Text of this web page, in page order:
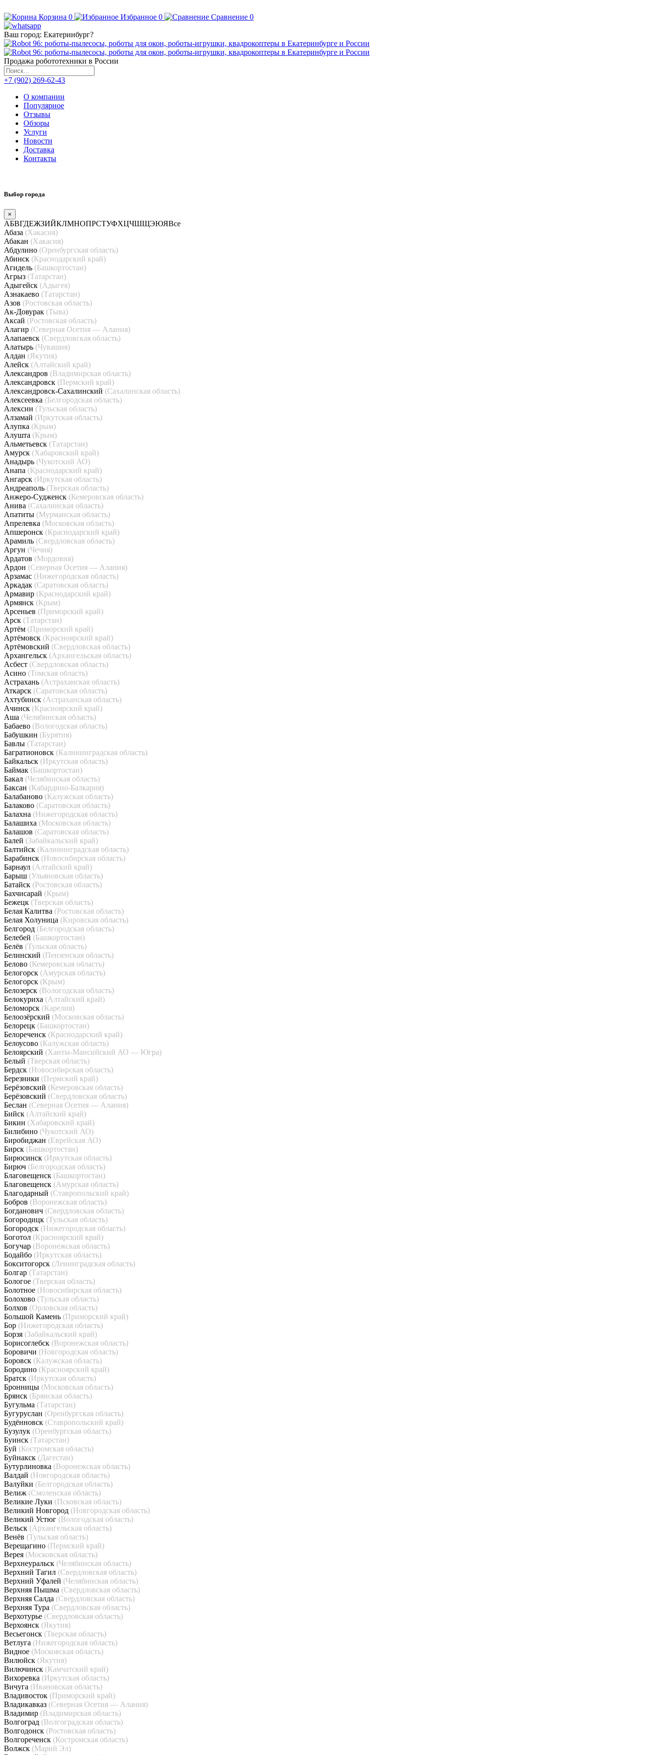
Корзина 0 Избранное 0 Сравнение 0
Ваш город: Екатеринбург?
Продажа робототехники в России
+7 (902) 269-62-43
О компании
Популярное
Отзывы
Обзоры
Услуги
Новости
Доставка
Контакты
Выбор города
×
АБВГДЕЖЗИЙКЛМНОПРСТУФХЦЧШЩЭЮЯВсе
Абаза (Хакасия)
Абакан (Хакасия)
Абдулино (Оренбургская область)
Абинск (Краснодарский край)
Агидель (Башкортостан)
Агрыз (Татарстан)
Адыгейск (Адыгея)
Азнакаево (Татарстан)
Азов (Ростовская область)
Ак-Довурак (Тыва)
Аксай (Ростовская область)
Алагир (Северная Осетия — Алания)
Алапаевск (Свердловская область)
Алатырь (Чувашия)
Алдан (Якутия)
Алейск (Алтайский край)
Александров (Владимирская область)
Александровск (Пермский край)
Александровск-Сахалинский (Сахалинская область)
Алексеевка (Белгородская область)
Алексин (Тульская область)
Алзамай (Иркутская область)
Алупка (Крым)
Алушта (Крым)
Альметьевск (Татарстан)
Амурск (Хабаровский край)
Анадырь (Чукотский АО)
Анапа (Краснодарский край)
Ангарск (Иркутская область)
Андреаполь (Тверская область)
Анжеро-Судженск (Кемеровская область)
Анива (Сахалинская область)
Апатиты (Мурманская область)
Апрелевка (Московская область)
Апшеронск (Краснодарский край)
Арамиль (Свердловская область)
Аргун (Чечня)
Ардатов (Мордовия)
Ардон (Северная Осетия — Алания)
Арзамас (Нижегородская область)
Аркадак (Саратовская область)
Армавир (Краснодарский край)
Армянск (Крым)
Арсеньев (Приморский край)
Арск (Татарстан)
Артём (Приморский край)
Артёмовск (Красноярский край)
Артёмовский (Свердловская область)
Архангельск (Архангельская область)
Асбест (Свердловская область)
Асино (Томская область)
Астрахань (Астраханская область)
Аткарск (Саратовская область)
Ахтубинск (Астраханская область)
Ачинск (Красноярский край)
Аша (Челябинская область)
Бабаево (Вологодская область)
Бабушкин (Бурятия)
Бавлы (Татарстан)
Багратионовск (Калининградская область)
Байкальск (Иркутская область)
Баймак (Башкортостан)
Бакал (Челябинская область)
Баксан (Кабардино-Балкария)
Балабаново (Калужская область)
Балаково (Саратовская область)
Балахна (Нижегородская область)
Балашиха (Московская область)
Балашов (Саратовская область)
Балей (Забайкальский край)
Балтийск (Калининградская область)
Барабинск (Новосибирская область)
Барнаул (Алтайский край)
Барыш (Ульяновская область)
Батайск (Ростовская область)
Бахчисарай (Крым)
Бежецк (Тверская область)
Белая Калитва (Ростовская область)
Белая Холуница (Кировская область)
Белгород (Белгородская область)
Белебей (Башкортостан)
Белёв (Тульская область)
Белинский (Пензенская область)
Белово (Кемеровская область)
Белогорск (Амурская область)
Белогорск (Крым)
Белозерск (Вологодская область)
Белокуриха (Алтайский край)
Беломорск (Карелия)
Белоозёрский (Московская область)
Белорецк (Башкортостан)
Белореченск (Краснодарский край)
Белоусово (Калужская область)
Белоярский (Ханты-Мансийский АО — Югра)
Белый (Тверская область)
Бердск (Новосибирская область)
Березники (Пермский край)
Берёзовский (Кемеровская область)
Берёзовский (Свердловская область)
Беслан (Северная Осетия — Алания)
Бийск (Алтайский край)
Бикин (Хабаровский край)
Билибино (Чукотский АО)
Биробиджан (Еврейская АО)
Бирск (Башкортостан)
Бирюсинск (Иркутская область)
Бирюч (Белгородская область)
Благовещенск (Башкортостан)
Благовещенск (Амурская область)
Благодарный (Ставропольский край)
Бобров (Воронежская область)
Богданович (Свердловская область)
Богородицк (Тульская область)
Богородск (Нижегородская область)
Боготол (Красноярский край)
Богучар (Воронежская область)
Бодайбо (Иркутская область)
Бокситогорск (Ленинградская область)
Болгар (Татарстан)
Бологое (Тверская область)
Болотное (Новосибирская область)
Болохово (Тульская область)
Болхов (Орловская область)
Большой Камень (Приморский край)
Бор (Нижегородская область)
Борзя (Забайкальский край)
Борисоглебск (Воронежская область)
Боровичи (Новгородская область)
Боровск (Калужская область)
Бородино (Красноярский край)
Братск (Иркутская область)
Бронницы (Московская область)
Брянск (Брянская область)
Бугульма (Татарстан)
Бугуруслан (Оренбургская область)
Будённовск (Ставропольский край)
Бузулук (Оренбургская область)
Буинск (Татарстан)
Буй (Костромская область)
Буйнакск (Дагестан)
Бутурлиновка (Воронежская область)
Валдай (Новгородская область)
Валуйки (Белгородская область)
Велиж (Смоленская область)
Великие Луки (Псковская область)
Великий Новгород (Новгородская область)
Великий Устюг (Вологодская область)
Вельск (Архангельская область)
Венёв (Тульская область)
Верещагино (Пермский край)
Верея (Московская область)
Верхнеуральск (Челябинская область)
Верхний Тагил (Свердловская область)
Верхний Уфалей (Челябинская область)
Верхняя Пышма (Свердловская область)
Верхняя Салда (Свердловская область)
Верхняя Тура (Свердловская область)
Верхотурье (Свердловская область)
Верхоянск (Якутия)
Весьегонск (Тверская область)
Ветлуга (Нижегородская область)
Видное (Московская область)
Вилюйск (Якутия)
Вилючинск (Камчатский край)
Вихоревка (Иркутская область)
Вичуга (Ивановская область)
Владивосток (Приморский край)
Владикавказ (Северная Осетия — Алания)
Владимир (Владимирская область)
Волгоград (Волгоградская область)
Волгодонск (Ростовская область)
Волгореченск (Костромская область)
Волжск (Марий Эл)